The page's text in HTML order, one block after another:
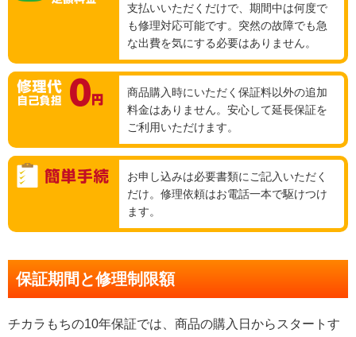
支払いいただくだけで、期間中は何度で
も修理対応可能です。突然の故障でも急
な出費を気にする必要はありません。
商品購入時にいただく保証料以外の追加
料金はありません。安心して延長保証を
ご利用いただけます。
お申し込みは必要書類にご記入いただく
だけ。修理依頼はお電話一本で駆けつけ
ます。
保証期間と修理制限額
チカラもちの10年保証では、商品の購入日からスタートす